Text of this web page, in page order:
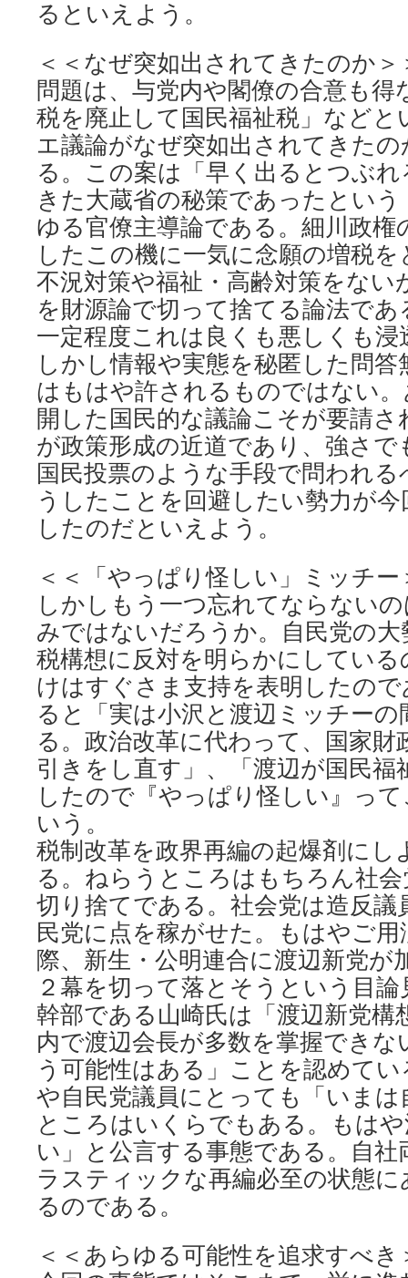
るといえよう。
＜＜なぜ突如出されてきたのか＞
問題は、与党内や閣僚の合意も得
税を廃止して国民福祉税」など
エ議論がなぜ突如出されてきた
る。この案は「早く出るとつぶ
きた大蔵省の秘策であったとい
ゆる官僚主導論である。細川政権
したこの機に一気に念願の増税
不況対策や福祉・高齢対策をな
を財源論で切って捨てる論法で
一定程度これは良くも悪しくも
しかし情報や実態を秘匿した問答
はもはや許されるものではない
開した国民的な議論こそが要請
が政策形成の近道であり、強さ
国民投票のような手段で問われ
うしたことを回避したい勢力が
したのだといえよう。
＜＜「やっぱり怪しい」ミッチー
しかしもう一つ忘れてならない
みではないだろうか。自民党の
税構想に反対を明らかにしてい
けはすぐさま支持を表明したの
ると「実は小沢と渡辺ミッチー
る。政治改革に代わって、国家財
引きをし直す」、「渡辺が国民福
したので『やっぱり怪しい』っ
いう。
税制改革を政界再編の起爆剤に
る。ねらうところはもちろん社
切り捨てである。社会党は造反議
民党に点を稼がせた。もはやご
際、新生・公明連合に渡辺新党が
２幕を切って落とそうという目
幹部である山崎氏は「渡辺新党構
内で渡辺会長が多数を掌握できな
う可能性はある」ことを認めてい
や自民党議員にとっても「いま
ところはいくらでもある。もは
い」と公言する事態である。自
ラスティックな再編必至の状態
るのである。
＜＜あらゆる可能性を追求すべき